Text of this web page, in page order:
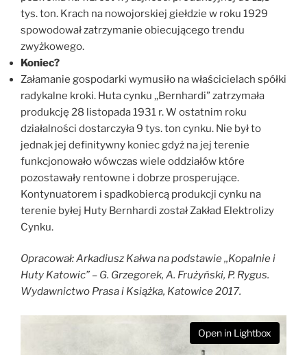
tys. ton. Krach na nowojorskiej giełdzie w roku 1929
spowodował zatrzymanie obiecującego trendu
zwyżkowego.
Koniec?
Załamanie gospodarki wymusiło na właścicielach spółki
radykalne kroki. Huta cynku ,,Bernhardi” zatrzymała
produkcję 28 listopada 1931 r. W ostatnim roku
działalności dostarczyła 9 tys. ton cynku. Nie był to
jednak jej definitywny koniec gdyż na jej terenie
funkcjonowało wówczas wiele oddziałów które
pozostawały rentowne i dobrze prosperujące.
Kontynuatorem i spadkobiercą produkcji cynku na
terenie byłej Huty Bernhardi został Zakład Elektrolizy
Cynku.
Opracował: Arkadiusz Kałwa na podstawie ,,Kopalnie i
Huty Katowic” – G. Grzegorek, A. Frużyński, P. Rygus.
Wydawnictwo Prasa i Książka, Katowice 2017.
Open in Lightbox